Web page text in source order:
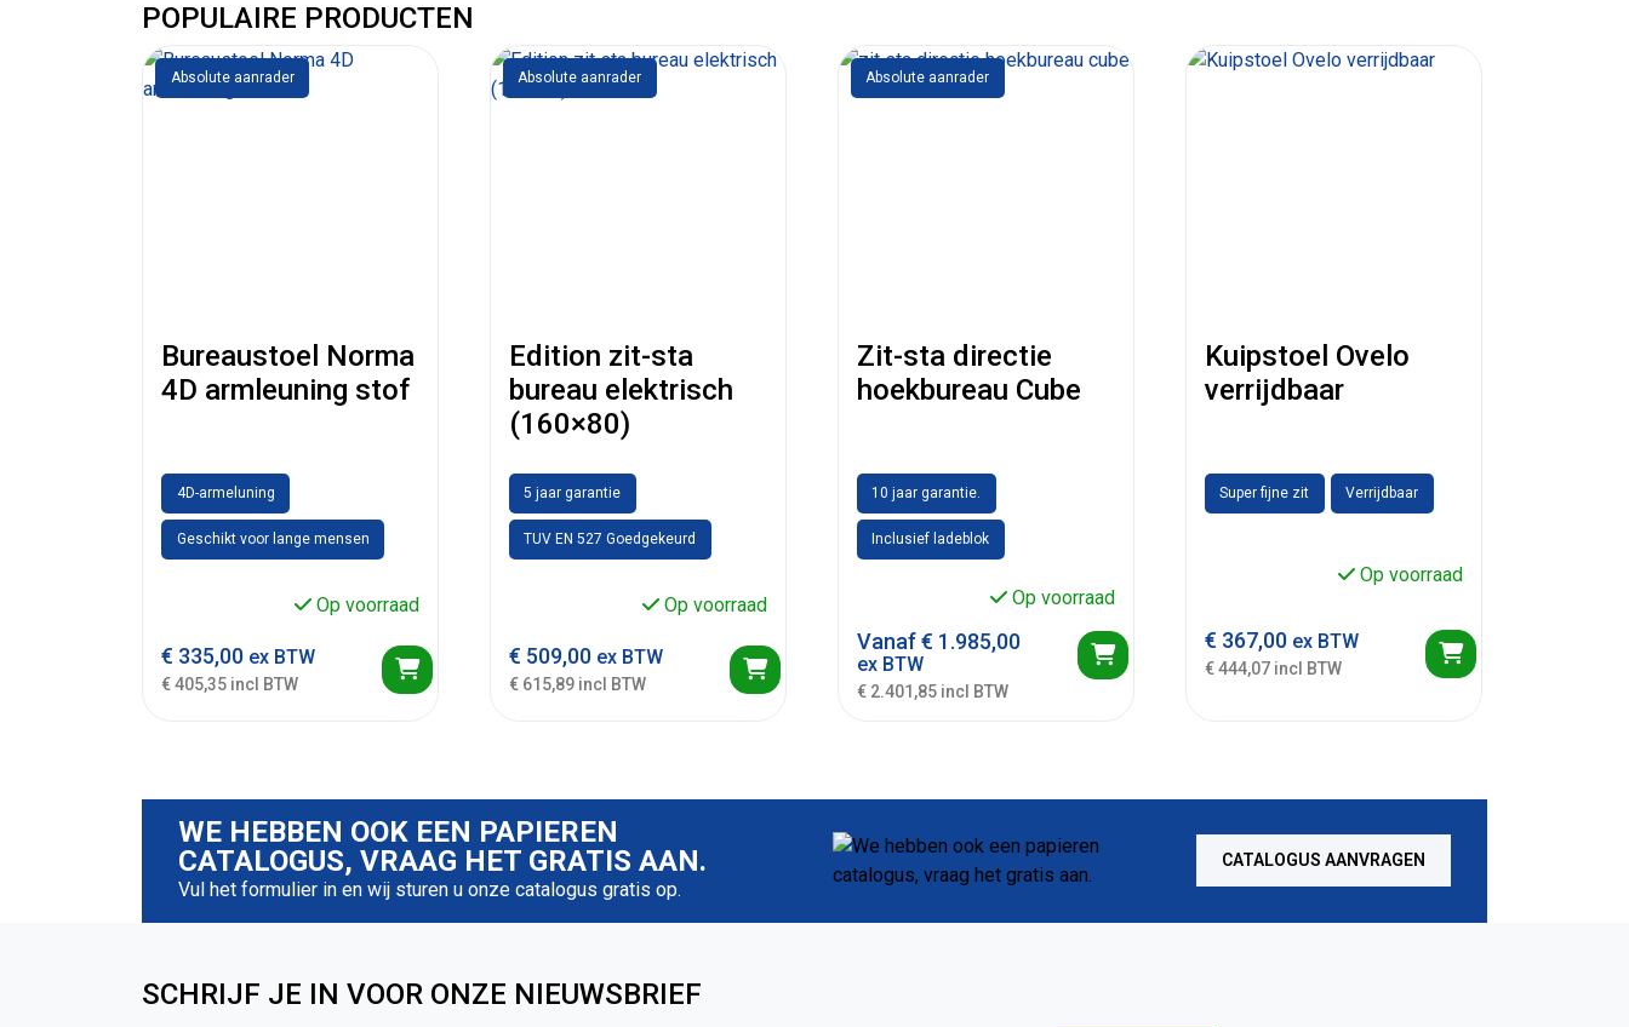
POPULAIRE PRODUCTEN
Absolute aanrader
Bureaustoel Norma
4D armleuning stof
4D-armeluning
Geschikt voor lange mensen
Op voorraad
€ 335,00 ex BTW
€ 405,35 incl BTW
Absolute aanrader
Edition zit-sta
bureau elektrisch
(160×80)
5 jaar garantie
TUV EN 527 Goedgekeurd
Op voorraad
€ 509,00 ex BTW
€ 615,89 incl BTW
Absolute aanrader
Zit-sta directie
hoekbureau Cube
10 jaar garantie.
Inclusief ladeblok
Op voorraad
Vanaf€ 1.985,00
ex BTW
€ 2.401,85 incl BTW
Kuipstoel Ovelo
verrijdbaar
Super fijne zit Verrijdbaar
Op voorraad
€ 367,00 ex BTW
€ 444,07 incl BTW
WE HEBBEN OOK EEN PAPIEREN
CATALOGUS, VRAAG HET GRATIS AAN.
Vul het formulier in en wij sturen u onze catalogus gratis op.
CATALOGUS AANVRAGEN
SCHRIJF JE IN VOOR ONZE NIEUWSBRIEF